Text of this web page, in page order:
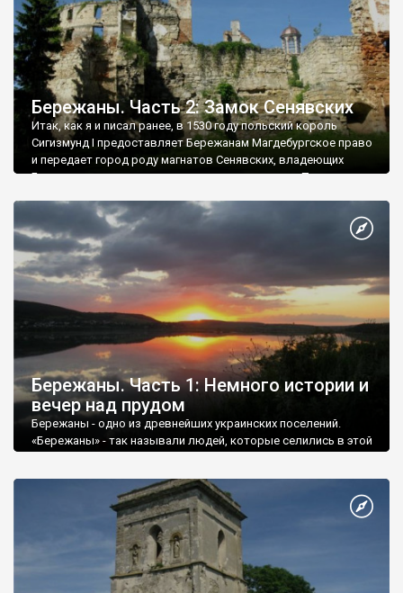
Бережаны. Часть 2: Замок Сенявских
Итак, как я и писал ранее, в 1530 году польский король
Сигизмунд І предоставляет Бережанам Магдебургское право
и передает город роду магнатов Сенявских, владеющих
Бережанами на протяжении почти двухстах лет. Первым
коронный гетман Николай Сенявский - внук основателя
династии Рафаила Грановского.
Бережаны. Часть 1: Немного истории и
вечер над прудом
Бережаны - одно из древнейших украинских поселений.
«Бережаны» - так называли людей, которые селились в этой
которое означало «пологие берега рек с сенокосами».
Первое документальное упоминание о городе относится к
1375 году, но история Бережан, как поселения, началась еще
в княжеские времена: через местность проходил путь со
Львова в Теребовлю - бывшую столицу Теребовлянского